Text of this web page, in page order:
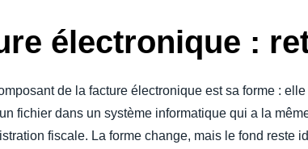
électronique :
de la facture électronique est sa forme :
fichier dans un système informatique qui a la
fiscale. La forme change, mais le fond reste